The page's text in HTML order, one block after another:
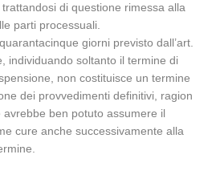
di questione rimessa alla
parti processuali.
giorni previsto dall’art.
individuando soltanto il termine di
non costituisce un termine
dei provvedimenti definitivi, ragion
avrebbe ben potuto assumere il
cure anche successivamente alla